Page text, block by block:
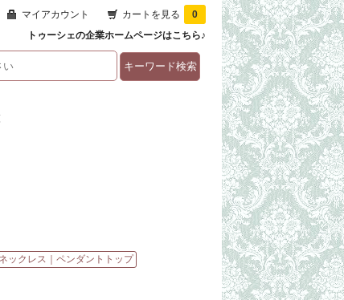
マイアカウント カートを見る
0
トゥーシェの企業ホームページはこちら♪
ネックレス｜ペンダントトップ